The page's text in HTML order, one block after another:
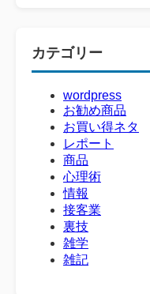
カテゴリー
wordpress
お勧め商品
お買い得ネタ
レポート
商品
心理術
情報
接客業
裏技
雑学
雑記